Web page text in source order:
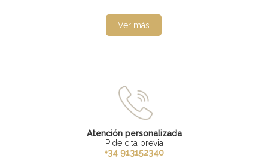
Ver más
Atención personalizada
Pide cita previa
+34 913152340